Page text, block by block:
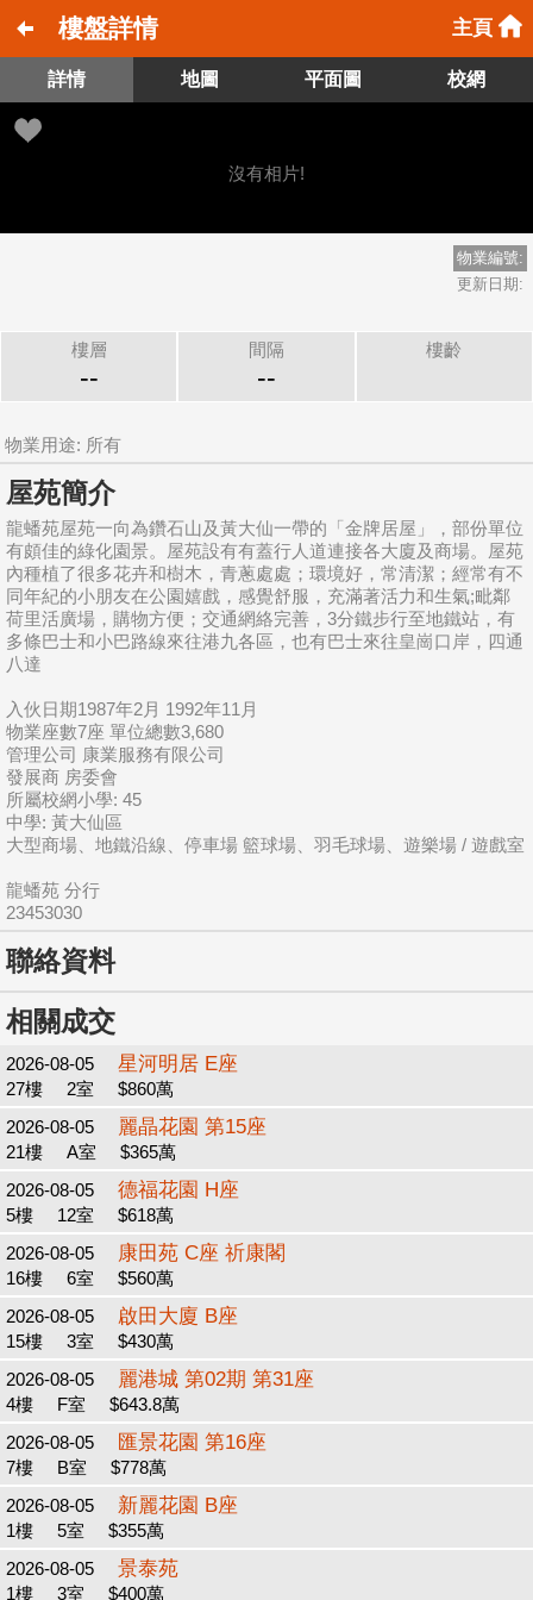
樓盤詳情 主頁
詳情 地圖 平面圖 校網
沒有相片!
物業編號:
更新日期:
樓層
--
間隔
--
樓齡
物業用途: 所有
屋苑簡介
龍蟠苑屋苑一向為鑽石山及黃大仙一帶的「金牌居屋」，部份單位
有頗佳的綠化園景。屋苑設有有蓋行人道連接各大廈及商場。屋苑
內種植了很多花卉和樹木，青蔥處處；環境好，常清潔；經常有不
同年紀的小朋友在公園嬉戲，感覺舒服，充滿著活力和生氣;毗鄰
荷里活廣場，購物方便；交通網絡完善，3分鐵步行至地鐵站，有
多條巴士和小巴路線來往港九各區，也有巴士來往皇崗口岸，四通
八達
入伙日期1987年2月 1992年11月
物業座數7座 單位總數3,680
管理公司 康業服務有限公司
發展商 房委會
所屬校網小學: 45
中學: 黃大仙區
大型商場、地鐵沿線、停車場 籃球場、羽毛球場、遊樂場 / 遊戲室
龍蟠苑 分行
23453030
聯絡資料
相關成交
2026-08-05 星河明居 E座
27樓 2室
$860萬
2026-08-05
麗晶花園 第15座
21樓 A室
$365萬
2026-08-05
德福花園 H座
5樓 12室
$618萬
2026-08-05
康田苑 C座 祈康閣
16樓 6室
$560萬
2026-08-05
啟田大廈 B座
15樓 3室
$430萬
2026-08-05
麗港城 第02期 第31座
4樓 F室
$643.8萬
2026-08-05
匯景花園 第16座
7樓 B室
$778萬
2026-08-05
新麗花園 B座
1樓 5室
$355萬
2026-08-05
景泰苑
1樓 3室 $400萬